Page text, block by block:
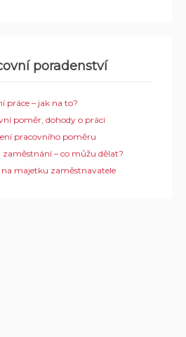
poradenství
práce – jak na to?
poměr, dohody o práci
pracovního poměru
zaměstnání – co můžu dělat?
na majetku zaměstnavatele